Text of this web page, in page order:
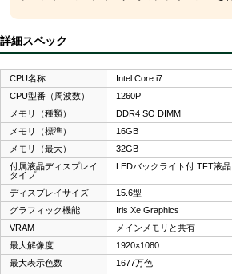
詳細スペック
CPU名称
Intel Core i7
CPU型番（周波数）
1260P
メモリ（種類）
DDR4 SO DIMM
メモリ（標準）
16GB
メモリ（最大）
32GB
付属液晶ディスプレイ
タイプ
LEDバックライト付 TFT液晶
ディスプレイサイズ
15.6型
グラフィック機能
Iris Xe Graphics
VRAM
メインメモリと共有
最大解像度
1920×1080
最大表示色数
1677万色